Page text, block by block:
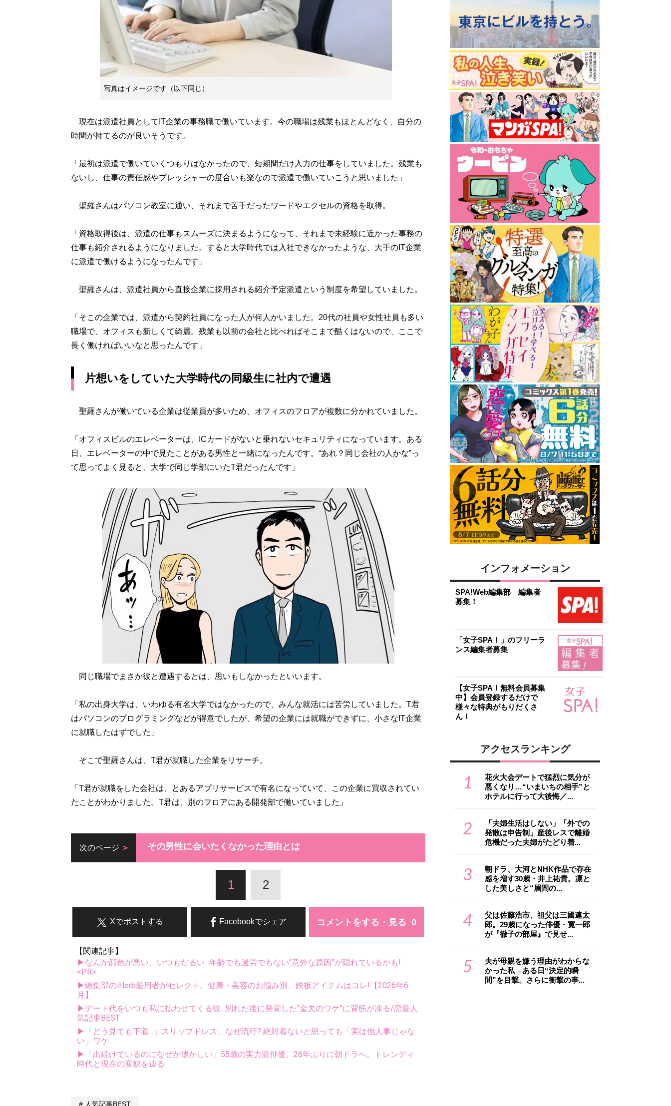
写真はイメージです（以下同じ）
現在は派遣社員としてIT企業の事務職で働いています。今の職場は残業もほとんどなく、自分の
時間が持てるのが良いそうです。
「最初は派遣で働いていくつもりはなかったので、短期間だけ入力の仕事をしていました。残業も
ないし、仕事の責任感やプレッシャーの度合いも楽なので派遣で働いていこうと思いました」
聖羅さんはパソコン教室に通い、それまで苦手だったワードやエクセルの資格を取得。
「資格取得後は、派遣の仕事もスムーズに決まるようになって、それまで未経験に近かった事務の
仕事も紹介されるようになりました。すると大学時代では入社できなかったような、大手のIT企業
に派遣で働けるようになったんです」
聖羅さんは、派遣社員から直接企業に採用される紹介予定派遣という制度を希望していました。
「そこの企業では、派遣から契約社員になった人が何人かいました。20代の社員や女性社員も多い
職場で、オフィスも新しくて綺麗。残業も以前の会社と比べればそこまで酷くはないので、ここで
長く働ければいいなと思ったんです」
片想いをしていた大学時代の同級生に社内で遭遇
聖羅さんが働いている企業は従業員が多いため、オフィスのフロアが複数に分かれていました。
「オフィスビルのエレベーターは、ICカードがないと乗れないセキュリティになっています。ある
日、エレベーターの中で見たことがある男性と一緒になったんです。“あれ？同じ会社の人かな”っ
て思ってよく見ると、大学で同じ学部にいたT君だったんです」
同じ職場でまさか彼と遭遇するとは、思いもしなかったといいます。
「私の出身大学は、いわゆる有名大学ではなかったので、みんな就活には苦労していました。T君
はパソコンのプログラミングなどが得意でしたが、希望の企業には就職ができずに、小さなIT企業
に就職したはずでした」
そこで聖羅さんは、T君が就職した企業をリサーチ。
「T君が就職をした会社は、とあるアプリサービスで有名になっていて、この企業に買収されてい
たことがわかりました。T君は、別のフロアにある開発部で働いていました」
次のページ その男性に会いたくなかった理由とは
1 2
コメントをする・見る
Facebookでシェア
Xでポストする
【関連記事】
▶なんか顔色が悪い、いつもだるい...年齢でも過労でもない“意外な原因”が隠れているかも!
<PR>
▶編集部のiHerb愛用者がセレクト。健康・美容のお悩み別、鉄板アイテムはコレ!【2026年6
月】
▶デート代をいつも私に払わせてくる彼...別れた後に発覚した“金欠のワケ”に背筋が凍る/恋愛人
気記事BEST
▶「どう見ても下着...」スリップドレス、なぜ流行? 絶対着ないと思っても「実は他人事じゃな
い」ワケ
▶「出続けているのになぜか懐かしい」55歳の実力派俳優、26年ぶりに朝ドラへ。トレンディ
時代と現在の変貌を辿る
人気記事BEST
インフォメーション
SPA!Web編集部 編集者
募集！
「女子SPA！」のフリーラ
ンス編集者募集
【女子SPA！無料会員募集
中】会員登録するだけで
様々な特典がもりだくさ
ん！
アクセスランキング
1
花火大会デートで猛烈に気分が
悪くなり…“いまいちの相手”と
ホテルに行って大後悔／...
2
「夫婦生活はしない」「外での
発散は申告制」産後レスで離婚
危機だった夫婦がたどり着...
3
朝ドラ、大河とNHK作品で存在
感を増す30歳・井上祐貴。凛と
した美しさと“眉間の...
4
父は佐藤浩市、祖父は三國連太
郎。29歳になった俳優・寛一郎
が『徹子の部屋』で見せ...
5
夫が母親を嫌う理由がわからな
かった私→ある日“決定的瞬
間”を目撃。さらに衝撃の事...